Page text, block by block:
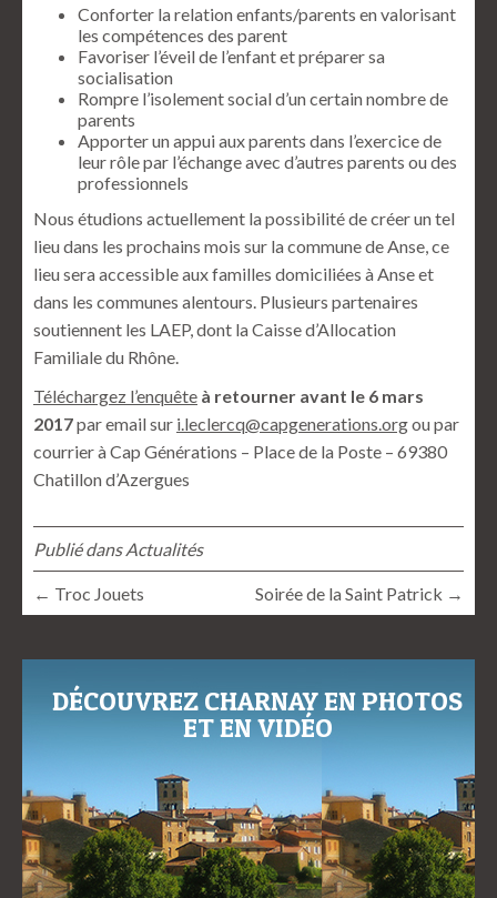
Conforter la relation enfants/parents en valorisant
les compétences des parent
Favoriser l’éveil de l’enfant et préparer sa
socialisation
Rompre l’isolement social d’un certain nombre de
parents
Apporter un appui aux parents dans l’exercice de
leur rôle par l’échange avec d’autres parents ou des
professionnels
Nous étudions actuellement la possibilité de créer un tel
lieu dans les prochains mois sur la commune de Anse, ce
lieu sera accessible aux familles domiciliées à Anse et
dans les communes alentours. Plusieurs partenaires
soutiennent les LAEP, dont la Caisse d’Allocation
Familiale du Rhône.
Téléchargez l’enquête à retourner avant le 6 mars
2017par email sur i.leclercq@capgenerations.orgou par
courrier à Cap Générations – Place de la Poste – 69380
Chatillon d’Azergues
Publié dansActualités
← Troc Jouets Soirée de la Saint Patrick →
DÉCOUVREZ CHARNAY EN PHOTOS
ET EN VIDÉO